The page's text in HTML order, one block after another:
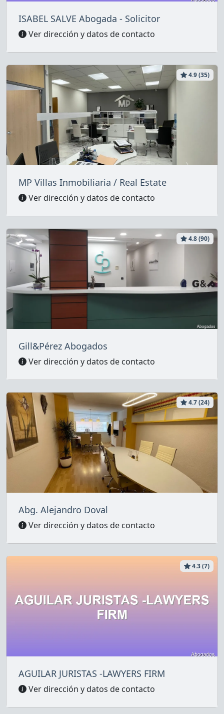
ISABEL SALVE Abogada - Solicitor
Ver dirección y datos de contacto
4.9 (35)
MP Villas Inmobiliaria / Real Estate
Ver dirección y datos de contacto
4.8 (90)
Gill&Pérez Abogados
Ver dirección y datos de contacto
4.7 (24)
Abg. Alejandro Doval
Ver dirección y datos de contacto
4.3 (7)
AGUILAR JURISTAS -LAWYERS FIRM
Ver dirección y datos de contacto